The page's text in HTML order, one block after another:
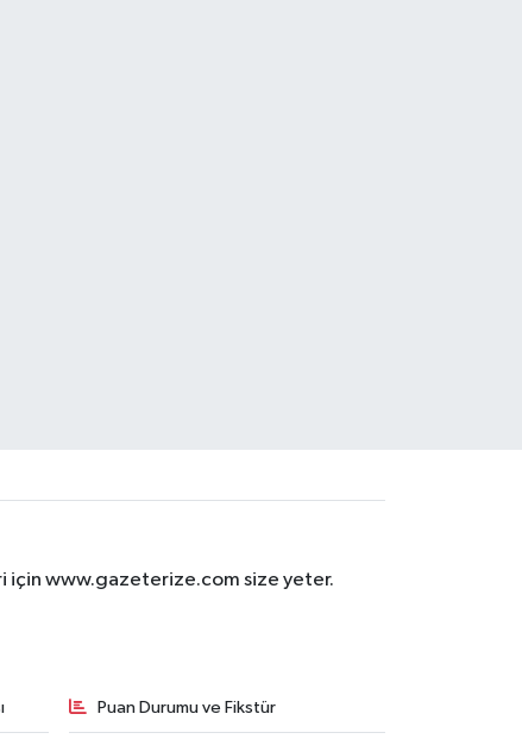
için www.gazeterize.com size yeter.
Puan Durumu ve Fikstür